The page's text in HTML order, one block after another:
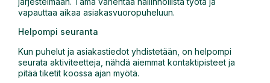
vapauttaa aikaa asiakasvuoropuheluun.
Helpompi seuranta
Kun puhelut ja asiakastiedot yhdistetään, on helpompi
seurata aktiviteetteja, nähdä aiemmat kontaktipisteet ja
pitää tiketit koossa ajan myötä.